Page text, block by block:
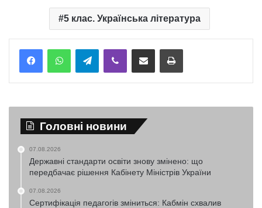
5 клас. Українська література
TelegramViber Надіслати електронною поштоюНадрукувати
Головні новини
07.08.2026
Державні стандарти освіти знову змінено: що
передбачає рішення Кабінету Міністрів України
07.08.2026
Сертифікація педагогів зміниться: Кабмін схвалив